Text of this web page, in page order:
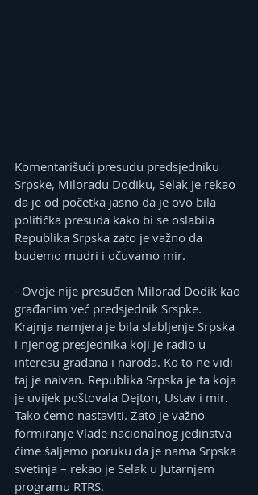
Komentarišući presudu predsjedniku
Srpske, Miloradu Dodiku, Selak je rekao
da je od početka jasno da je ovo bila
politička presuda kako bi se oslabila
Republika Srpska zato je važno da
budemo mudri i očuvamo mir.
- Ovdje nije presuđen Milorad Dodik kao
građanim već predsjednik Srspke.
Krajnja namjera je bila slabljenje Srpska
i njenog presjednika koji je radio u
interesu građana i naroda. Ko to ne vidi
taj je naivan. Republika Srpska je ta koja
je uvijek poštovala Dejton, Ustav i mir.
Tako ćemo nastaviti. Zato je važno
formiranje Vlade nacionalnog jedinstva
čime šaljemo poruku da je nama Srpska
svetinja – rekao je Selak u Јutarnjem
programu RTRS.